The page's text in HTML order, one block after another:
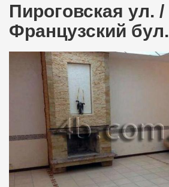
Пироговская ул. /
Французский бул.